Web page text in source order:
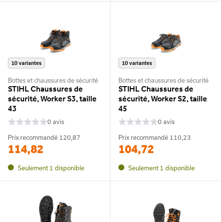
10 variantes
Bottes et chaussures de sécurité
STIHL Chaussures de
sécurité, Worker S3, taille
43
0 avis
Prix recommandé 120,87
114,82
Seulement 1 disponible
10 variantes
Bottes et chaussures de sécurité
STIHL Chaussures de
sécurité, Worker S2, taille
45
0 avis
Prix recommandé 110,23
104,72
Seulement 1 disponible